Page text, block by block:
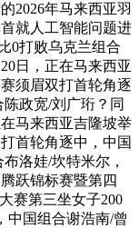
2026年马来西亚羽
就人工智能问题进
0打败乌克兰组合
日，正在马来西亚
须眉双打首轮角逐
政宽/刘广珩？同
马来西亚吉隆坡举
首轮角逐中，中国
洛娃/坎特米尔，
跃锦标赛暨第四
赛第三坐女子200
中国组合谢浩南/曾